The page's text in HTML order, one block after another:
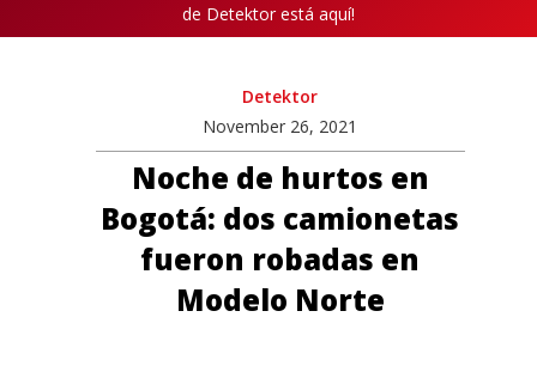
de Detektor está aquí!
Detektor
November 26, 2021
Noche de hurtos en
Bogotá: dos camionetas
fueron robadas en
Modelo Norte